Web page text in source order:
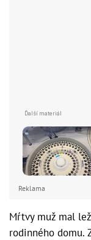
Reklama
Mŕtvy muž mal
rodinného domu.